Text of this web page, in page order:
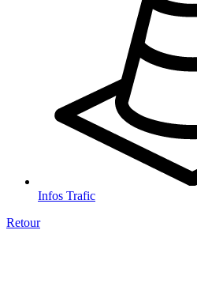
Infos Trafic
Retour